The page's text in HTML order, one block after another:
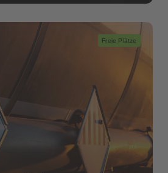
Freie Plätze